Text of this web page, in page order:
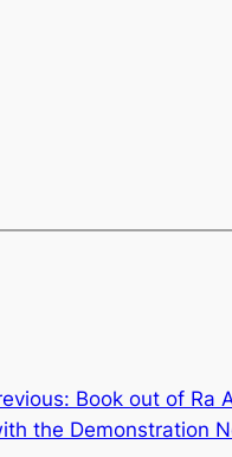
Book out of Ra
the Demonstration